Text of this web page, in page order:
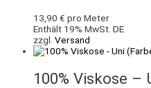
13,90 € pro Meter
Enthält 19% MwSt. DE
zzgl. Versand
100% Viskose –